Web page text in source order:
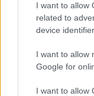
I want to allow
related to
device
I want to allow
Google for
I want to allow
Adatvédelmi
nyilatkozat